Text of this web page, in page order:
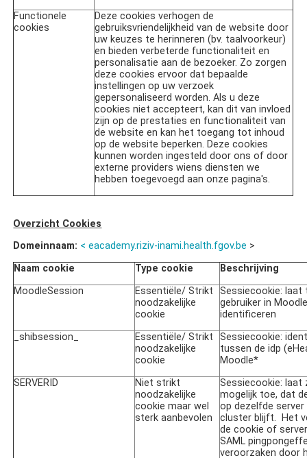
Functionele
cookies
Deze cookies verhogen de
gebruiksvriendelijkheid van de website door
uw keuzes te herinneren (bv. taalvoorkeur)
en bieden verbeterde functionaliteit en
personalisatie aan de bezoeker. Zo zorgen
deze cookies ervoor dat bepaalde
instellingen op uw verzoek
gepersonaliseerd worden. Als u deze
cookies niet accepteert, kan dit van invloed
zijn op de prestaties en functionaliteit van
de website en kan het toegang tot inhoud
op de website beperken. Deze cookies
kunnen worden ingesteld door ons of door
externe providers wiens diensten we
hebben toegevoegd aan onze pagina's.
Overzicht Cookies
Domeinnaam: < eacademy.riziv-inami.health.fgov.be >
Naam cookie
Type cookie
Beschrijving
MoodleSession
Essentiële/ Strikt
noodzakelijke
cookie
Sessiecookie:
gebruiker in
identificeren
_shibsession_
Essentiële/ Strikt
noodzakelijke
cookie
Sessiecookie:
tussen de idp
Moodle*
SERVERID
Niet strikt
noodzakelijke
cookie maar wel
sterk aanbevolen
Sessiecookie: laat
mogelijk toe, dat
op dezelfde server
cluster blijft. Het
de cookie of
SAML
veroorzaken door